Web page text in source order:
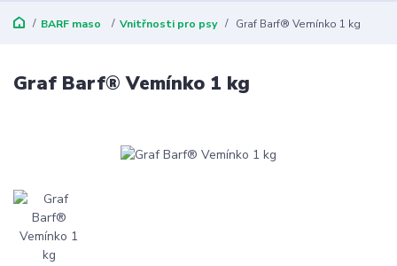
BARF maso Vnitřnosti pro psy Graf Barf® Vemínko 1 kg
Graf Barf® Vemínko 1 kg